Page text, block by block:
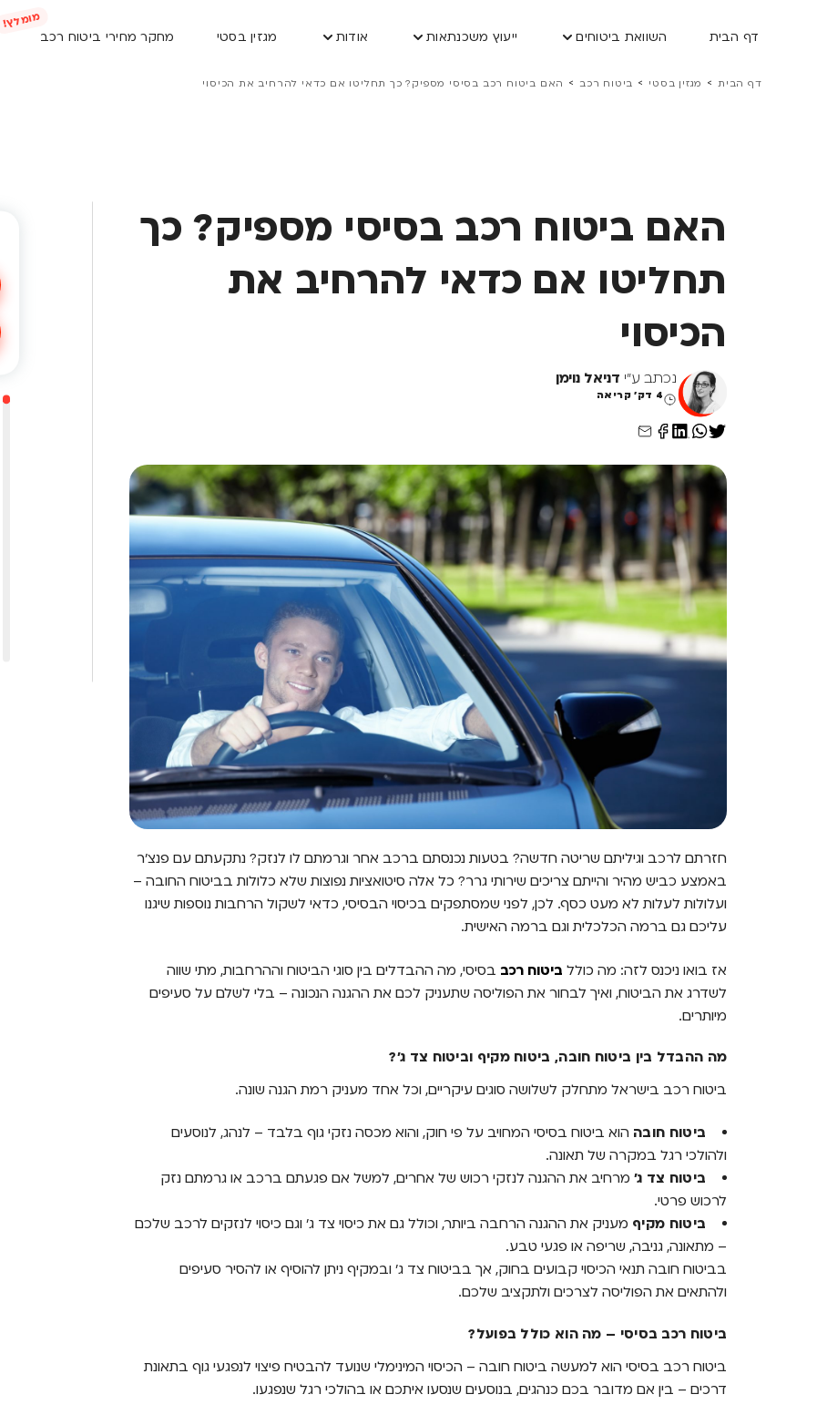
דף הבית השוואת ביטוחים ייעוץ משכנתאות אודות מגזין בסטי מחקר מחירי ביטוח רכב
דף הבית > מגזין בסטי > ביטוח רכב > האם ביטוח רכב בסיסי מספיק? כך תחליטו אם כדאי להרחיב את הכיסוי
האם ביטוח רכב בסיסי מספיק? כך
תחליטו אם כדאי להרחיב את
הכיסוי
נכתב ע"י דניאל נוימן
4 דק' קריאה
חזרתם לרכב וגיליתם שריטה חדשה? בטעות נכנסתם ברכב אחר וגרמתם לו לנזק? נתקעתם עם פנצ'ר
באמצע כביש מהיר והייתם צריכים שירותי גרר? כל אלה סיטואציות נפוצות שלא כלולות בביטוח החובה –
ועלולות לעלות לא מעט כסף. לכן, לפני שמסתפקים בכיסוי הבסיסי, כדאי לשקול הרחבות נוספות שיגנו
עליכם גם ברמה הכלכלית וגם ברמה האישית.
אז בואו ניכנס לזה: מה כולל ביטוח רכב בסיסי, מה ההבדלים בין סוגי הביטוח וההרחבות, מתי שווה
לשדרג את הביטוח, ואיך לבחור את הפוליסה שתעניק לכם את ההגנה הנכונה – בלי לשלם על סעיפים
מיותרים.
מה ההבדל בין ביטוח חובה, ביטוח מקיף וביטוח צד ג'?
ביטוח רכב בישראל מתחלק לשלושה סוגים עיקריים, וכל אחד מעניק רמת הגנה שונה.
ביטוח חובה הוא ביטוח בסיסי המחויב על פי חוק, והוא מכסה נזקי גוף בלבד – לנהג, לנוסעים
ולהולכי רגל במקרה של תאונה.
ביטוח צד ג' מרחיב את ההגנה לנזקי רכוש של אחרים, למשל אם פגעתם ברכב או גרמתם נזק
לרכוש פרטי.
ביטוח מקיף מעניק את ההגנה הרחבה ביותר, וכולל גם את כיסוי צד ג' וגם כיסוי לנזקים לרכב שלכם
– מתאונה, גניבה, שריפה או פגעי טבע.
בביטוח חובה תנאי הכיסוי קבועים בחוק, אך בביטוח צד ג' ובמקיף ניתן להוסיף או להסיר סעיפים
ולהתאים את הפוליסה לצרכים ולתקציב שלכם.
ביטוח רכב בסיסי – מה הוא כולל בפועל?
ביטוח רכב בסיסי הוא למעשה ביטוח חובה – הכיסוי המינימלי שנועד להבטיח פיצוי לנפגעי גוף בתאונת
דרכים – בין אם מדובר בכם כנהגים, בנוסעים שנסעו איתכם או בהולכי רגל שנפגעו.